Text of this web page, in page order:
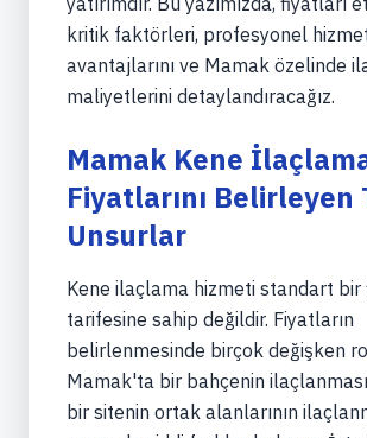
kritik faktörleri, profesyonel
avantajlarını ve Mamak özelinde
maliyetlerini detaylandıracağız.
Mamak Kene
Fiyatlarını Belirleyen
Unsurlar
Kene ilaçlama hizmeti standart bir
tarifesine sahip değildir. Fiyatların
belirlenmesinde birçok değişken
Mamak'ta bir bahçenin
bir sitenin ortak alanlarının